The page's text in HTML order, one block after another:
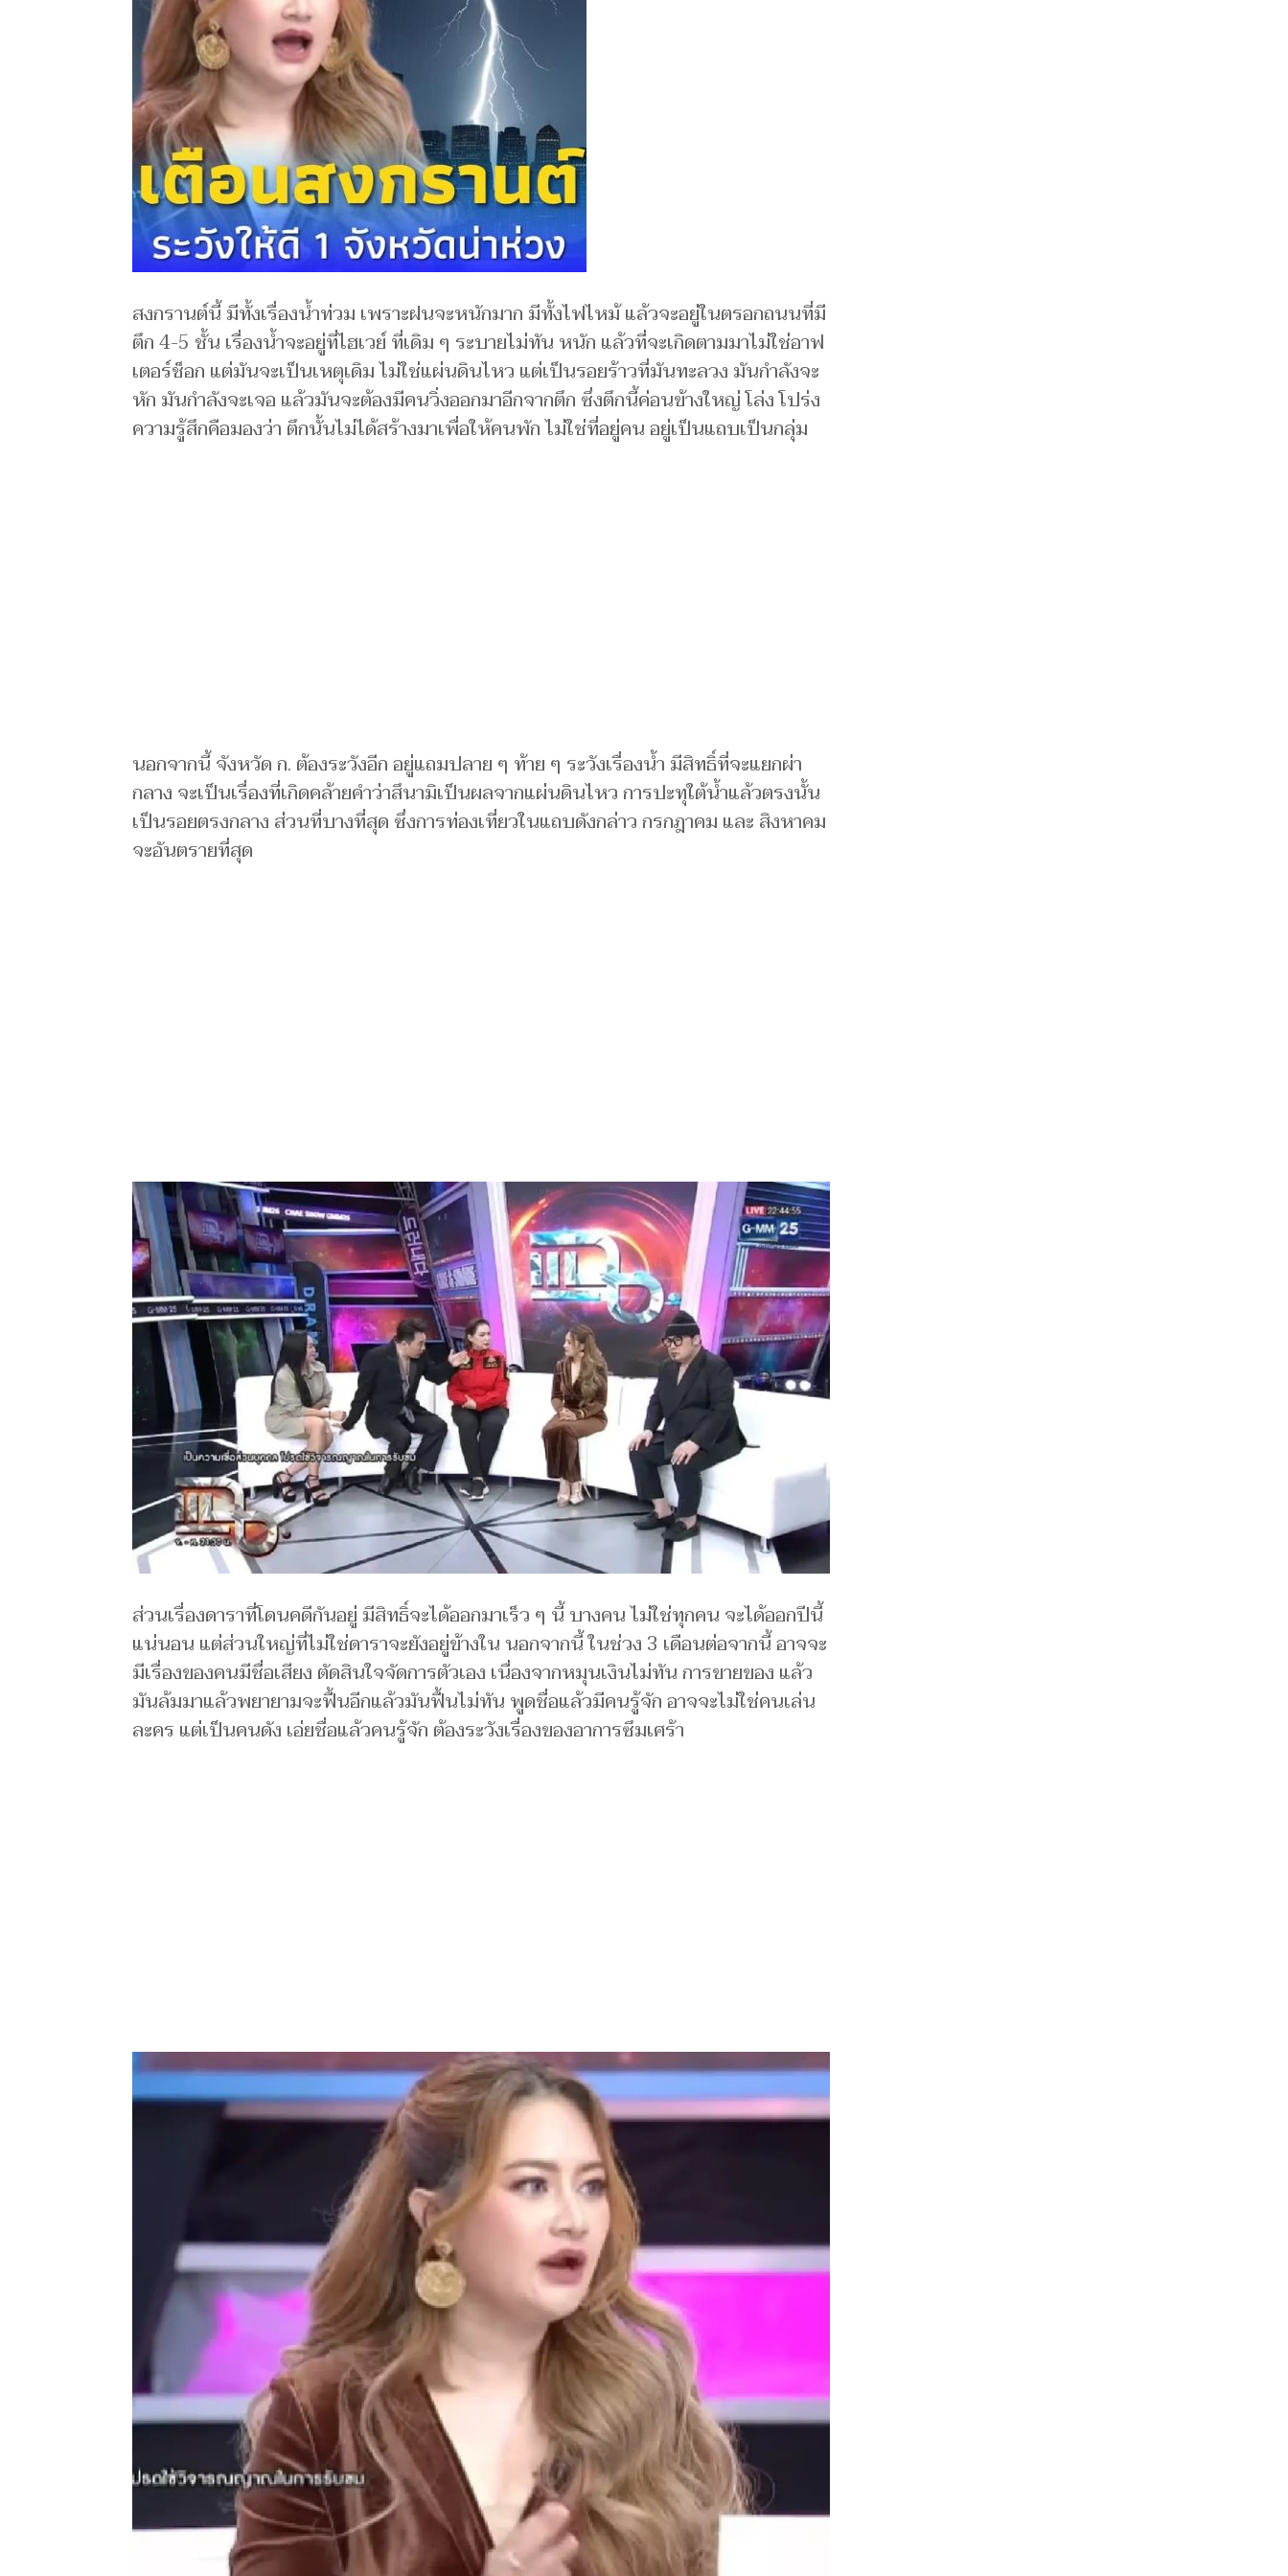
สงกรานต์นี้ มีทั้งเรื่องน้ำท่วม เพราะฝนจะหนักมาก มีทั้งไฟไหม้ แล้วจะอยู่ในตรอกถนนที่มี
ตึก 4-5 ชั้น เรื่องน้ำจะอยู่ที่ไฮเวย์ ที่เดิม ๆ ระบายไม่ทัน หนัก แล้วที่จะเกิดตามมาไม่ใช่อาฟ
เตอร์ช็อก แต่มันจะเป็นเหตุเดิม ไม่ใช่แผ่นดินไหว แต่เป็นรอยร้าวที่มันทะลวง มันกำลังจะ
หัก มันกำลังจะเจอ แล้วมันจะต้องมีคนวิ่งออกมาอีกจากตึก ซึ่งตึกนี้ค่อนข้างใหญ่ โล่ง โปร่ง
ความรู้สึกคือมองว่า ตึกนั้นไม่ได้สร้างมาเพื่อให้คนพัก ไม่ใช่ที่อยู่คน อยู่เป็นแถบเป็นกลุ่ม
นอกจากนี้ จังหวัด ก. ต้องระวังอีก อยู่แถมปลาย ๆ ท้าย ๆ ระวังเรื่องน้ำ มีสิทธิ์ที่จะแยกผ่า
กลาง จะเป็นเรื่องที่เกิดคล้ายคำว่าสึนามิเป็นผลจากแผ่นดินไหว การปะทุใต้น้ำแล้วตรงนั้น
เป็นรอยตรงกลาง ส่วนที่บางที่สุด ซึ่งการท่องเที่ยวในแถบดังกล่าว กรกฎาคม และ สิงหาคม
จะอันตรายที่สุด
ส่วนเรื่องดาราที่โดนคดีกันอยู่ มีสิทธิ์จะได้ออกมาเร็ว ๆ นี้ บางคน ไม่ใช่ทุกคน จะได้ออกปีนี้
แน่นอน แต่ส่วนใหญ่ที่ไม่ใช่ดาราจะยังอยู่ข้างใน นอกจากนี้ ในช่วง 3 เดือนต่อจากนี้ อาจจะ
มีเรื่องของคนมีชื่อเสียง ตัดสินใจจัดการตัวเอง เนื่องจากหมุนเงินไม่ทัน การขายของ แล้ว
มันล้มมาแล้วพยายามจะฟื้นอีกแล้วมันฟื้นไม่ทัน พูดชื่อแล้วมีคนรู้จัก อาจจะไม่ใช่คนเล่น
ละคร แต่เป็นคนดัง เอ่ยชื่อแล้วคนรู้จัก ต้องระวังเรื่องของอาการซึมเศร้า